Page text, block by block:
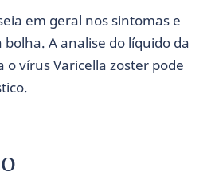
em geral nos sintomas e
A analise do líquido da
o vírus Varicella zoster pode